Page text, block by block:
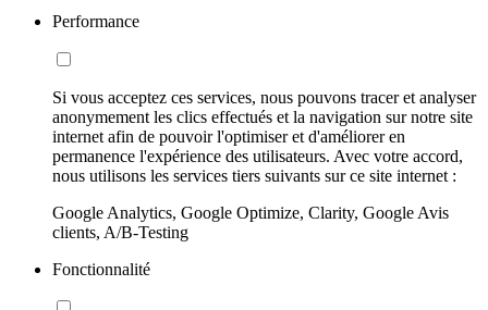
Performance
Si vous acceptez ces services, nous pouvons tracer et analyser
anonymement les clics effectués et la navigation sur notre site
internet afin de pouvoir l'optimiser et d'améliorer en
permanence l'expérience des utilisateurs. Avec votre accord,
nous utilisons les services tiers suivants sur ce site internet :
Google Analytics, Google Optimize, Clarity, Google Avis
clients, A/B-Testing
Fonctionnalité